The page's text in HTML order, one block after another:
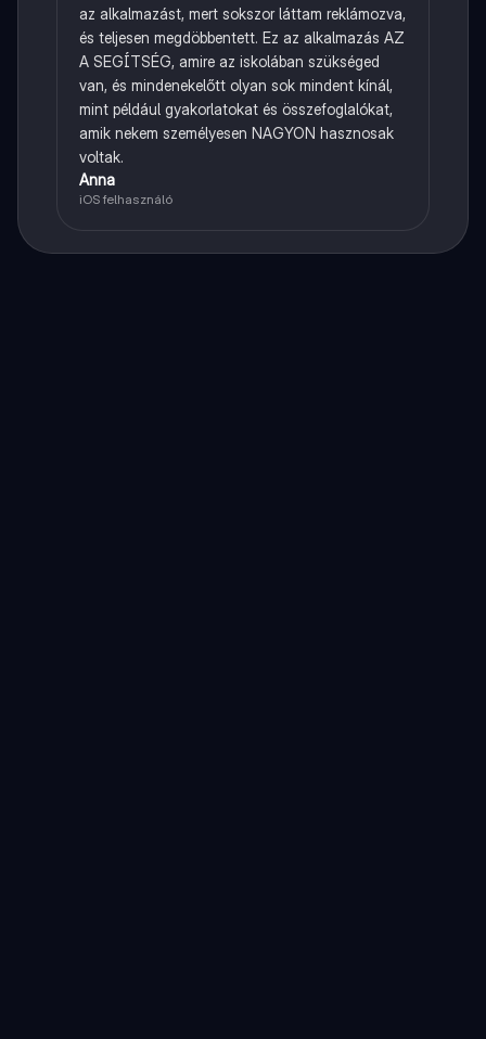
az alkalmazást, mert sokszor láttam reklámozva,
és teljesen megdöbbentett. Ez az alkalmazás AZ
A SEGÍTSÉG, amire az iskolában szükséged
van, és mindenekelőtt olyan sok mindent kínál,
mint például gyakorlatokat és összefoglalókat,
amik nekem személyesen NAGYON hasznosak
voltak.
Anna
iOS felhasználó